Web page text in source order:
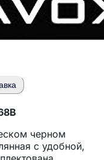
черном
с удобной,